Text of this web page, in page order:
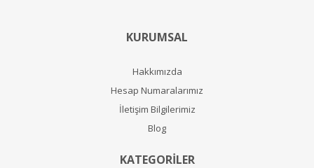
KURUMSAL
Hakkımızda
Hesap Numaralarımız
İletişim Bilgilerimiz
Blog
KATEGORİLER